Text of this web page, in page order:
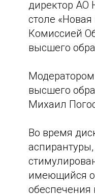
директор АО
столе
Комиссией
высшего
Модератором
высшего
Михаил
Во время
имеющийся
обеспечения